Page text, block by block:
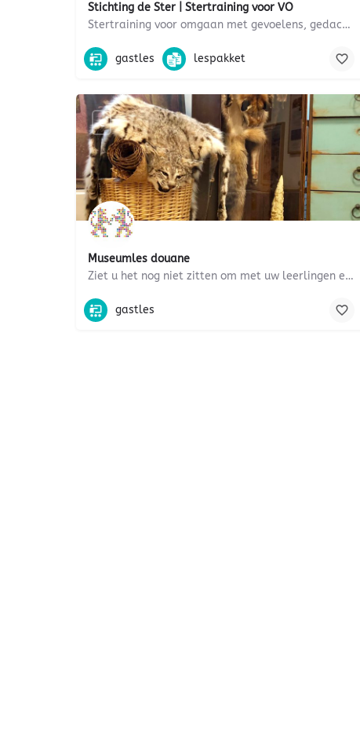
Stichting de Ster | Stertraining voor VO
Stertraining voor omgaan met gevoelens, gedachten en grenzen
zelfvertrouwen, interactie
gastles lespakket
Museumles douane
Ziet u het nog niet zitten om met uw leerlingen een bezoek te brengen aan het museum ? In deze lastige tijd…
maatschappijleer, wereldoriëntatie, veiligheid,
€
gastles